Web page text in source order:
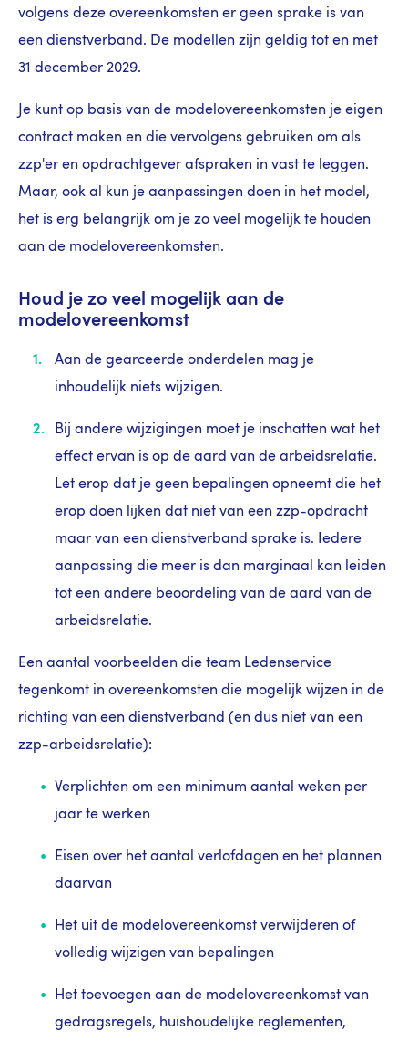
volgens deze overeenkomsten er geen sprake is van
een dienstverband. De modellen zijn geldig tot en met
31 december 2029.
Je kunt op basis van de modelovereenkomsten je eigen
contract maken en die vervolgens gebruiken om als
zzp'er en opdrachtgever afspraken in vast te leggen.
Maar, ook al kun je aanpassingen doen in het model,
het is erg belangrijk om je zo veel mogelijk te houden
aan de modelovereenkomsten.
Houd je zo veel mogelijk aan de
modelovereenkomst
Aan de gearceerde onderdelen mag je
inhoudelijk niets wijzigen.
Bij andere wijzigingen moet je inschatten wat het
effect ervan is op de aard van de arbeidsrelatie.
Let erop dat je geen bepalingen opneemt die het
erop doen lijken dat niet van een zzp-opdracht
maar van een dienstverband sprake is. Iedere
aanpassing die meer is dan marginaal kan leiden
tot een andere beoordeling van de aard van de
arbeidsrelatie.
Een aantal voorbeelden die team Ledenservice
tegenkomt in overeenkomsten die mogelijk wijzen in de
richting van een dienstverband (en dus niet van een
zzp-arbeidsrelatie):
Verplichten om een minimum aantal weken per
jaar te werken
Eisen over het aantal verlofdagen en het plannen
daarvan
Het uit de modelovereenkomst verwijderen of
volledig wijzigen van bepalingen
Het toevoegen aan de modelovereenkomst van
gedragsregels, huishoudelijke reglementen,